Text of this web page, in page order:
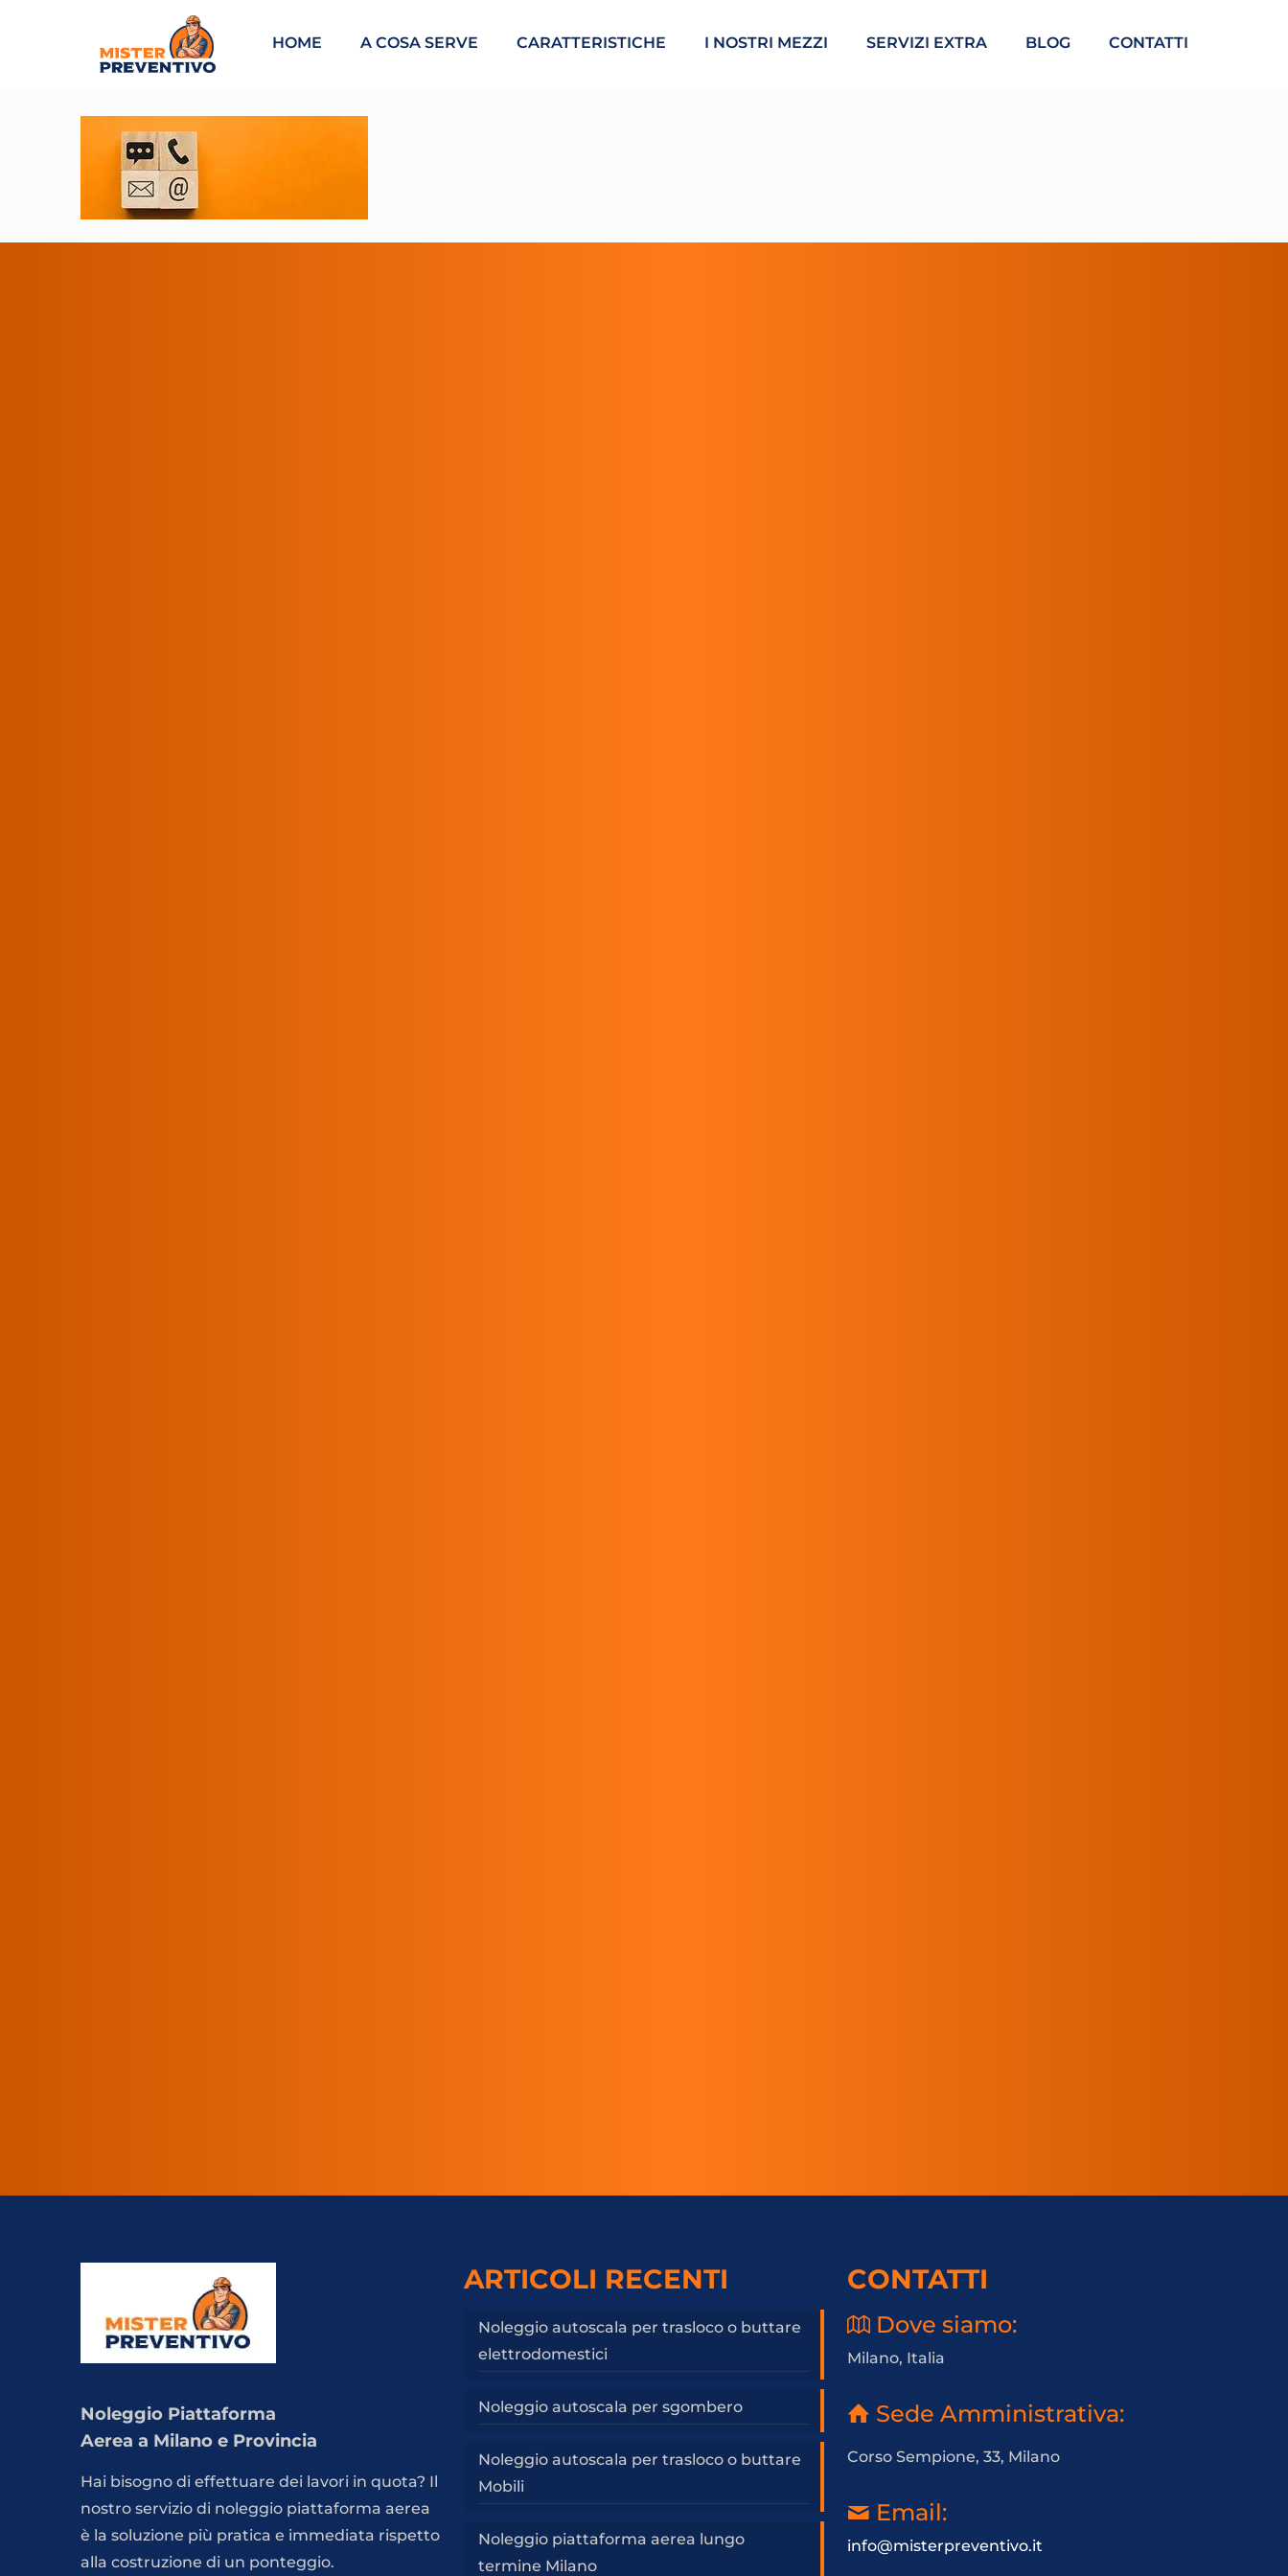
HOME A COSA SERVE CARATTERISTICHE I NOSTRI MEZZI SERVIZI EXTRA BLOG CONTATTI
Noleggio Piattaforma
Aerea a Milano e Provincia
Hai bisogno di effettuare dei lavori in quota? Il
nostro servizio di noleggio piattaforma aerea
è la soluzione più pratica e immediata rispetto
alla costruzione di un ponteggio.
ARTICOLI RECENTI
Noleggio autoscala per trasloco o buttare
elettrodomestici
Noleggio autoscala per sgombero
Noleggio autoscala per trasloco o buttare
Mobili
Noleggio piattaforma aerea lungo
termine Milano
CONTATTI
Dove siamo:
Milano, Italia
Sede Amministrativa:
Corso Sempione, 33, Milano
Email:
info@misterpreventivo.it